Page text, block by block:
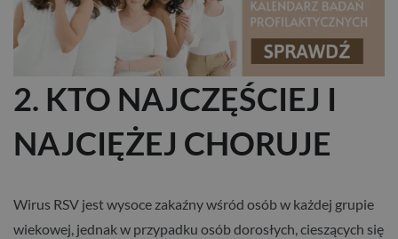
2. KTO NAJCZĘŚCIEJ I
NAJCIĘŻEJ CHORUJE
Wirus RSV jest wysoce zakaźny wśród osób w każdej grupie
wiekowej, jednak w przypadku osób dorosłych, cieszących się